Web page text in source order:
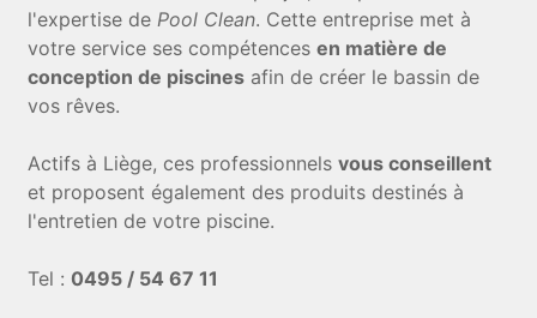
l'expertise de Pool Clean. Cette entreprise met à
votre service ses compétencesen matière de
conception de piscines afin de créer le bassin de
vos rêves.
Actifs à Liège, ces professionnelsvous conseillent
et proposent également des produits destinés à
l'entretien de votre piscine.
Tel : 0495 / 54 67 11